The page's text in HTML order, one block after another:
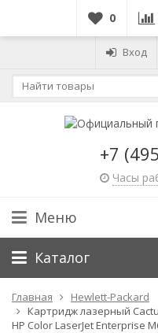
0
Вход
+7
Часы
Меню
Каталог
Главная
Hewlett-Packard
Картридж лазерный
HP Color LaserJet Enterprise